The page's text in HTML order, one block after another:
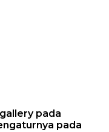
pada
pada